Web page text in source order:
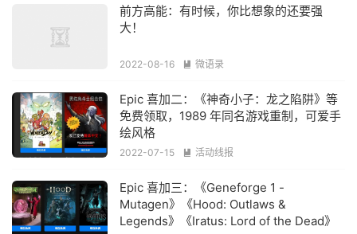
前方高能：有时候，你比想象的还要强
大！
2022-08-16  微语录
Epic 喜加二：《神奇小子：龙之陷阱》等
免费领取，1989 年同名游戏重制，可爱手
绘风格
2022-07-15  活动线报
Epic 喜加三：《Geneforge 1 -
Mutagen》《Hood: Outlaws &
Legends》《Iratus: Lord of the Dead》